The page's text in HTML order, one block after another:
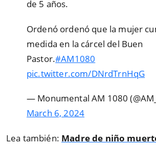
de 5 años.
Ordenó ordenó que la mujer
medida en la cárcel del Buen
Pastor.#AM1080
pic.twitter.com/DNrdTrnHqG
— Monumental AM 1080
March 6, 2024
Lea también: Madre de niño